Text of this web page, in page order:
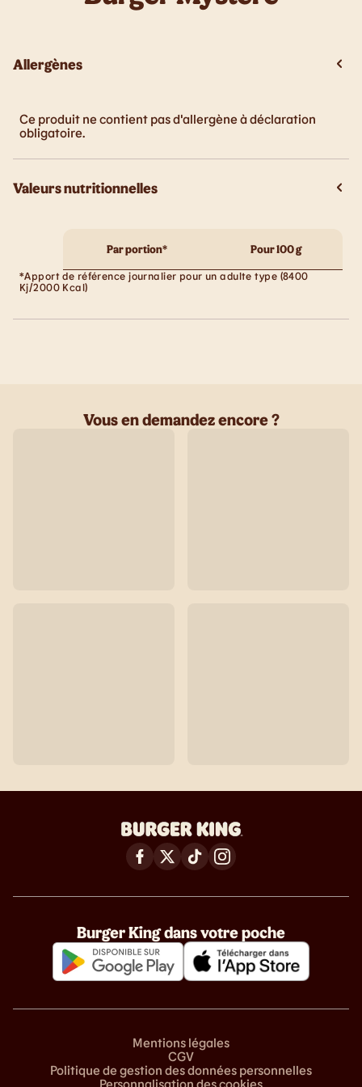
Allergènes
Ce produit ne contient pas d'allergène à déclaration
obligatoire.
Valeurs nutritionnelles
Par portion* Pour 100 g
*Apport de référence journalier pour un adulte type (8400
Kj/2000 Kcal)
Vous en demandez encore ?
Burger King dans votre poche
Mentions légales
CGV
Politique de gestion des données personnelles
Personnalisation des cookies